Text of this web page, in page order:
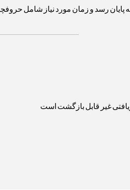
پایان رسد و زمان مورد نیاز شامل
غیر قابل بازگشت است